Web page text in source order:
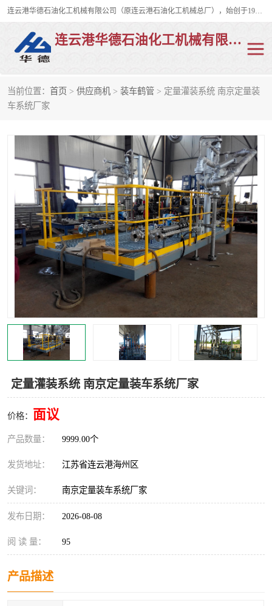
连云港华德石油化工机械有限公司（原连云港石油化工机械总厂），始创于1982年，是从事码头船用流体装卸臂、陆用流体装卸臂（鹤管）、活动梯、钢构平台、定量装车系统等全系列流体装卸设备的设计、制造、销售以及服务的专业供应商。
连云港华德石油化工机械有限公司
当前位置： 首页 > 供应商机 > 装车鹤管 > 定量灌装系统 南京定量装
车系统厂家
定量灌装系统 南京定量装车系统厂家
价格： 面议
产品数量： 9999.00个
发货地址： 江苏省连云港海州区
关键词： 南京定量装车系统厂家
发布日期： 2026-08-08
阅 读 量： 95
产品描述
陆用流体装卸臂
液氨鹤管 液氯鹤管
LNG鹤管 活动梯
平台栈桥 卸车鹤管
装车鹤管 输油臂
紧急脱离干式接头 火车鹤管
汽车鹤管 顶部鹤管
底部鹤管 低温鹤管
浮动出油装置